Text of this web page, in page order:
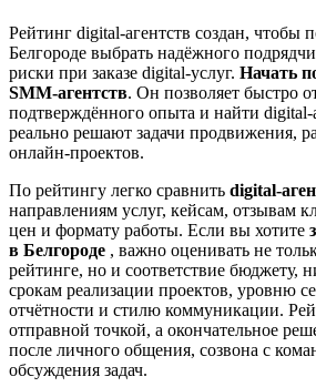
Рейтинг digital-агентств создан, чтобы
Белгороде выбрать надёжного
риски при заказе digital-услуг. Начать
SMM‑агентств. Он позволяет быстро
подтверждённого опыта и найти digital-
реально решают задачи продвижения,
онлайн-проектов.
По рейтингу легко сравнить digital-
направлениям услуг, кейсам, отзывам
цен и формату работы. Если вы хотите
в Белгороде , важно оценивать не
рейтинге, но и соответствие бюджету,
срокам реализации проектов, уровню
отчётности и стилю коммуникации.
отправной точкой, а окончательное
после личного общения, созвона с
обсуждения задач.